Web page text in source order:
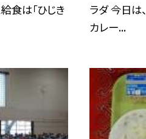
食は「ひじき
ラダ 今日は
カレー...